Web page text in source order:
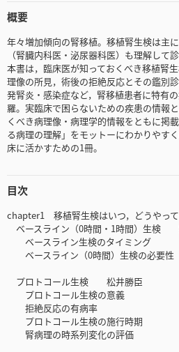
概要
年々増加傾向の腎移植。移植腎生検は主
（腎臓内科医・泌尿器科医）も理解して
本書は，臨床医が知っておくべき移植腎
理像の所見，術後の拒絶反応とその鑑別
発腎炎・感染症など，腎移植患者に特有
羅。実臨床で困らないための疾患の情報
くべき病理像・病理学的情報をともに掲
る病理の理解」をモットーにわかりやす
床に活かすための1冊。
目次
chapter1 移植腎生検はいつ，どうやって
ベースライン（0時間・1時間）生検
ベースライン生検のタイミング
ベースライン（0時間）生検の必要性
プロトコール生検 松井勝臣
プロトコール生検の意義
拒絶反応の有病率
プロトコール生検の施行時期
腎病理の時系列変化の評価